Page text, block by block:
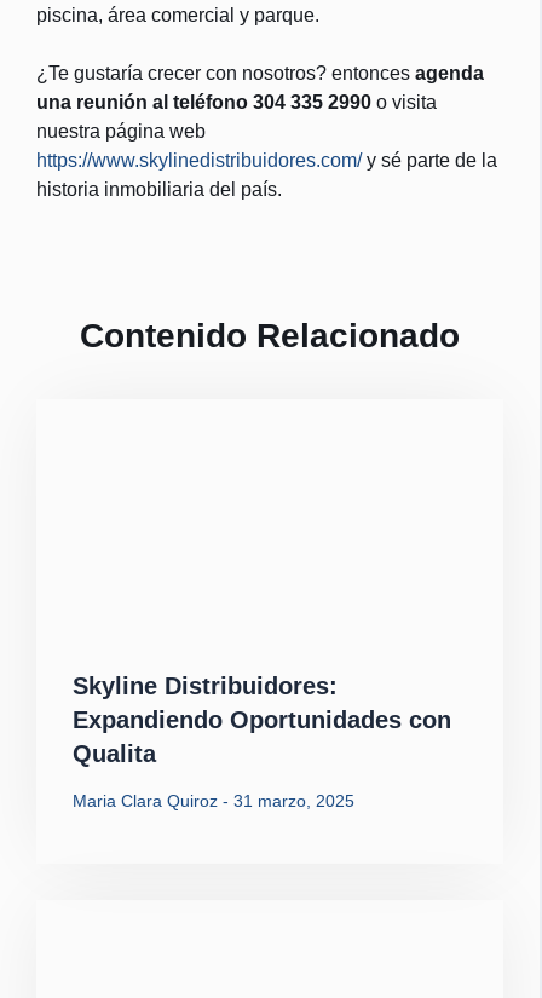
piscina, área comercial y parque.
¿Te gustaría crecer con nosotros? entonces agenda
una reunión al teléfono 304 335 2990 o visita
nuestra página web
https://www.skylinedistribuidores.com/y sé parte de la
historia inmobiliaria del país.
Contenido Relacionado
Skyline Distribuidores:
Expandiendo Oportunidades con
Qualita
Maria Clara Quiroz 31 marzo, 2025